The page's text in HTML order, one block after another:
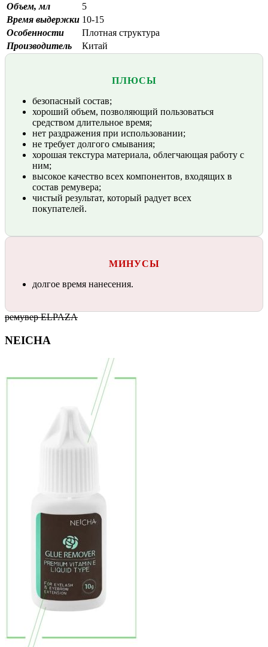
Объем, мл
5
Время выдержки 10-15
Особенности
Плотная структура
Производитель
Китай
ПЛЮСЫ
безопасный состав;
хороший объем, позволяющий пользоваться
средством длительное время;
нет раздражения при использовании;
не требует долгого смывания;
хорошая текстура материала, облегчающая работу с
ним;
высокое качество всех компонентов, входящих в
состав ремувера;
чистый результат, который радует всех
покупателей.
МИНУСЫ
долгое время нанесения.
ремувер ELPAZA
NEICHA